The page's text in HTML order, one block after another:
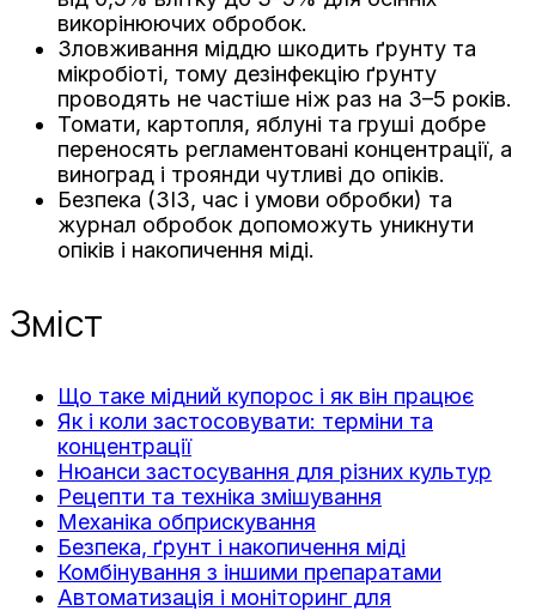
викорінюючих обробок.
Зловживання міддю шкодить ґрунту та
мікробіоті, тому дезінфекцію ґрунту
проводять не частіше ніж раз на 3–5 років.
Томати, картопля, яблуні та груші добре
переносять регламентовані концентрації, а
виноград і троянди чутливі до опіків.
Безпека (ЗІЗ, час і умови обробки) та
журнал обробок допоможуть уникнути
опіків і накопичення міді.
Зміст
Що таке мідний купорос і як він працює
Як і коли застосовувати: терміни та
концентрації
Нюанси застосування для різних культур
Рецепти та техніка змішування
Механіка обприскування
Безпека, ґрунт і накопичення міді
Комбінування з іншими препаратами
Автоматизація і моніторинг для